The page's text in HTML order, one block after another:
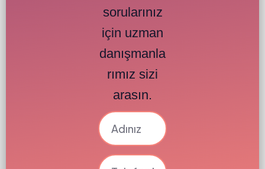
sorularınız
için uzman
danışmanla
rımız sizi
arasın.